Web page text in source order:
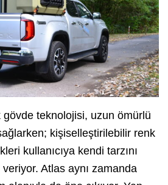
gövde teknolojisi, uzun ömürlü
kişiselleştirilebilir renk
kullanıcıya kendi tarzını
Atlas aynı zamanda